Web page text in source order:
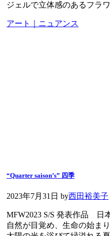
ジェルで立体感のあるフラ
アート｜ニュアンス
“Quarter saison’s” 四季
2023年7月31日 by西田裕美子
MFW2023 S/S 発表作品 日
自然が目覚め、生命の始ま